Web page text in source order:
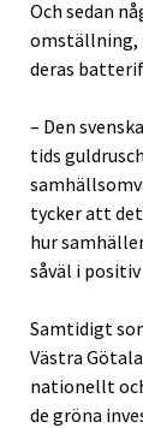
Och sedan
omställning,
deras
– Den
tids
tycker att
hur
såväl i
Samtidigt
Västra
nationellt
de gröna